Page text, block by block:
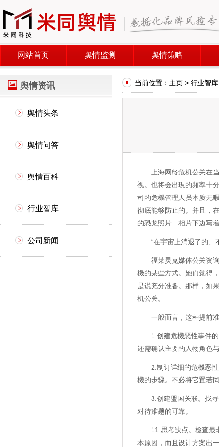
网站首页 舆情监测 舆情策略
舆情资讯
舆情头条
舆情问答
舆情百科
行业智库
公司新闻
当前位置： 主页 > 行业智库
上海网络危机公关在当
视。也将会出現的頻率十
司的危機管理人员本质无
彻底能够防止的。并且，
的恐龙照片，相片下边写
“在宇宙上消退了的、
福莱灵克媒体公关资询
機的某些方式。她们觉得
是说充分准备。那样，如
机公关。
一般而言，这种提前准
1.创建危機恶性事件的
还需确认主要的人物角色
2.制订详细的危機恶性
機的步骤。不必将它置若
3.创建盟国关联。找寻1
对待难题的可靠。
11.思考缺点。检查最非
本原因，而且设计方案出